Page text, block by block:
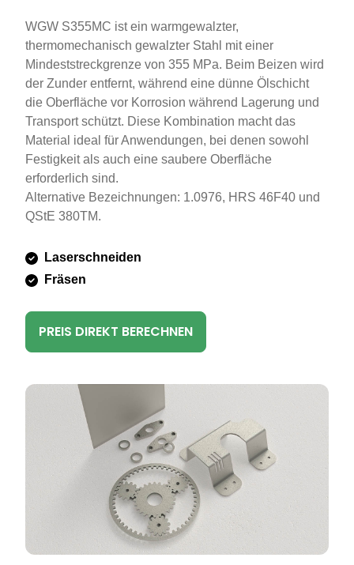
WGW S355MC ist ein warmgewalzter,
thermomechanisch gewalzter Stahl mit einer
Mindeststreckgrenze von 355 MPa. Beim Beizen wird
der Zunder entfernt, während eine dünne Ölschicht
die Oberfläche vor Korrosion während Lagerung und
Transport schützt. Diese Kombination macht das
Material ideal für Anwendungen, bei denen sowohl
Festigkeit als auch eine saubere Oberfläche
erforderlich sind.
Alternative Bezeichnungen: 1.0976, HRS 46F40 und
QStE 380TM.
Laserschneiden
Fräsen
PREIS DIREKT BERECHNEN